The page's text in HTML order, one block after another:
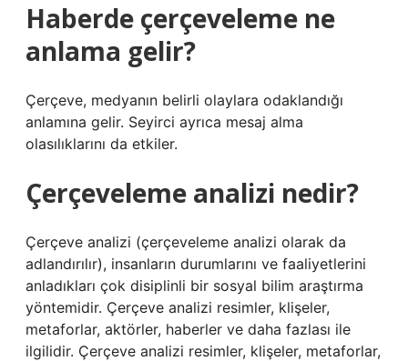
Haberde çerçeveleme ne
anlama gelir?
Çerçeve, medyanın belirli olaylara odaklandığı
anlamına gelir. Seyirci ayrıca mesaj alma
olasılıklarını da etkiler.
Çerçeveleme analizi nedir?
Çerçeve analizi (çerçeveleme analizi olarak da
adlandırılır), insanların durumlarını ve faaliyetlerini
anladıkları çok disiplinli bir sosyal bilim araştırma
yöntemidir. Çerçeve analizi resimler, klişeler,
metaforlar, aktörler, haberler ve daha fazlası ile
ilgilidir. Çerçeve analizi resimler, klişeler, metaforlar,